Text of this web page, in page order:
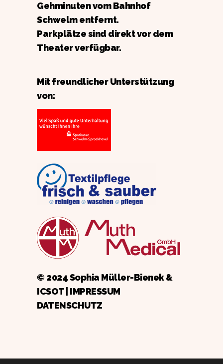
Gehminuten vom Bahnhof
Schwelm entfernt.
Parkplätze sind direkt vor dem
Theater verfügbar.
Mit freundlicher Unterstützung
von:
© 2024 Sophia Müller-Bienek &
ICSOT| IMPRESSUM
DATENSCHUTZ